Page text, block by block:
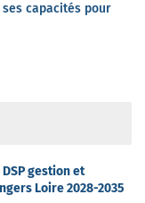
capacités pour
DSP gestion et
Loire 2028-2035